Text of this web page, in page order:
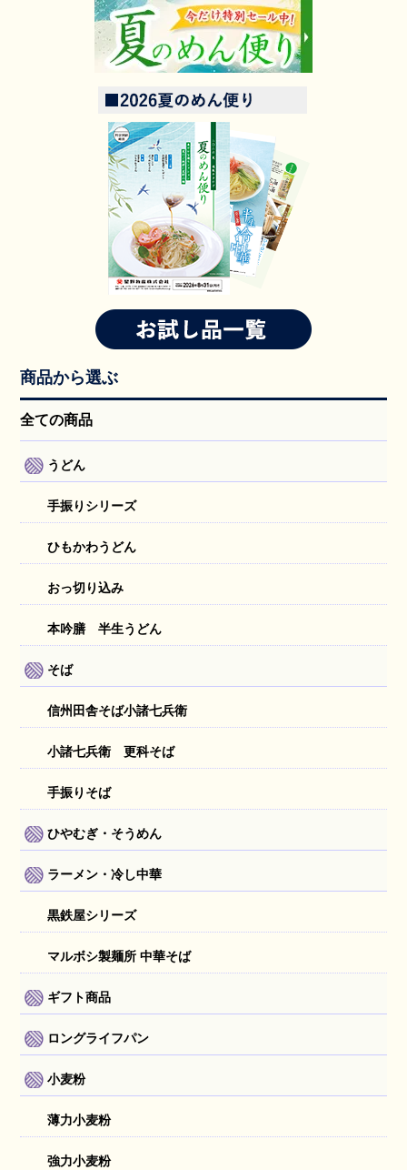
商品から選ぶ
全ての商品
うどん
手振りシリーズ
ひもかわうどん
おっ切り込み
本吟膳 半生うどん
そば
信州田舎そば小諸七兵衛
小諸七兵衛 更科そば
手振りそば
ひやむぎ・そうめん
ラーメン・冷し中華
黒鉄屋シリーズ
マルボシ製麺所 中華そば
ギフト商品
ロングライフパン
小麦粉
薄力小麦粉
強力小麦粉